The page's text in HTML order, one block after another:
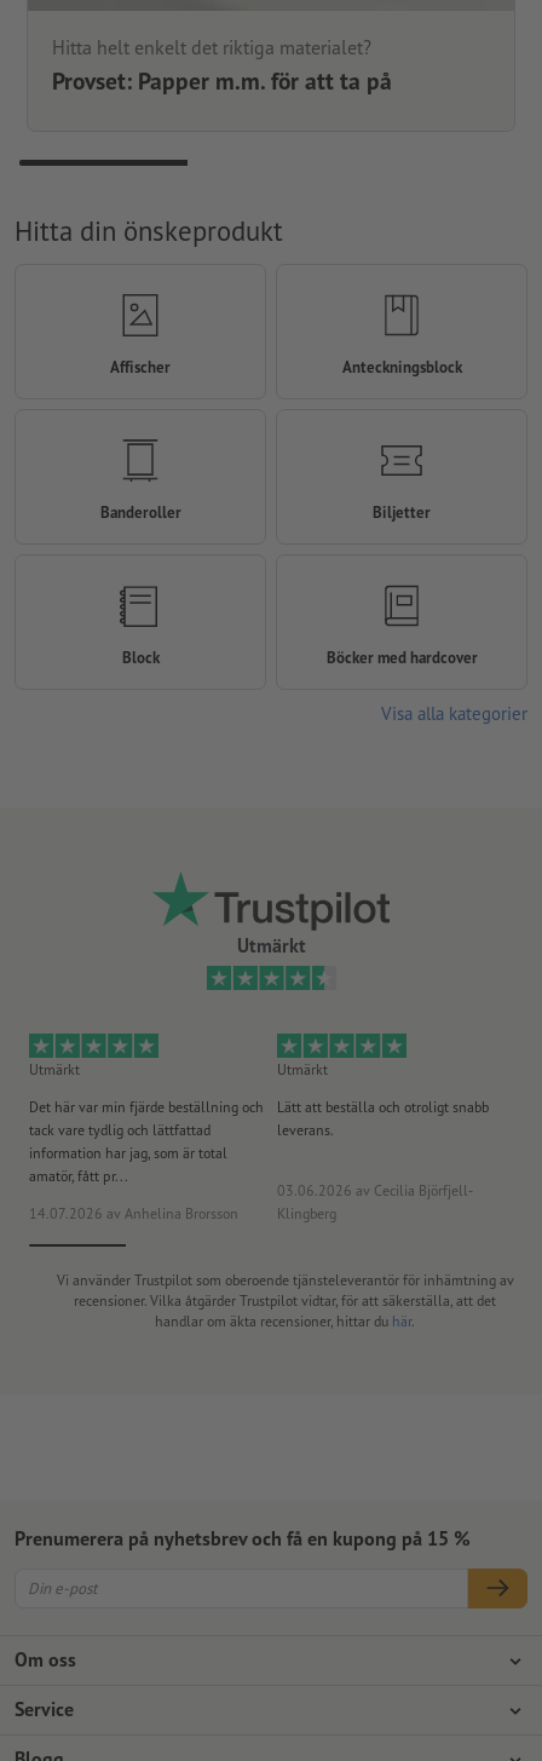
Hitta helt enkelt det riktiga materialet?
Provset: Papper m.m. för att ta på
Utmärkt
Utmärkt
Det här var min fjärde beställning och
tack vare tydlig och lättfattad
information har jag, som är total
amatör, fått pr...
14.07.2026 av Anhelina Brorsson
Utmärkt
Lätt att beställa och otroligt snabb
leverans.
03.06.2026 av Cecilia Björfjell-
Klingberg
Vi använder Trustpilot som oberoende tjänsteleverantör för inhämtning av
recensioner. Vilka åtgärder Trustpilot vidtar, för att säkerställa, att det
handlar om äkta recensioner, hittar du här.
Hitta din önskeprodukt
Affischer Anteckningsblock
Banderoller Biljetter
Block Böcker med hardcover
Visa alla kategorier
Om oss
Företag
Service
Betalningsalternativ
Prenumerera på nyhetsbrev och få en kupong på 15 %